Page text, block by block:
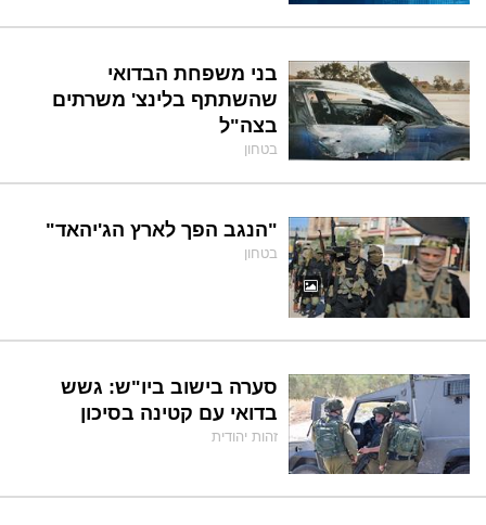
בני משפחת הבדואי
שהשתתף בלינצ' משרתים
בצה"ל
בטחון
"הנגב הפך לארץ הג'יהאד"
בטחון
סערה בישוב ביו"ש: גשש
בדואי עם קטינה בסיכון
זהות יהודית